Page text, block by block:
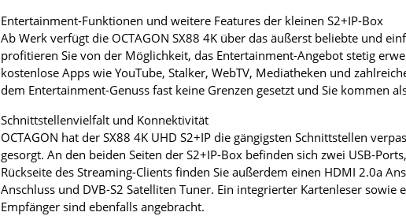
Entertainment-Funktionen und weitere Features der kleinen S2+IP-Box
Ab Werk verfügt die OCTAGON SX88 4K über das äußerst beliebte und
profitieren Sie von der Möglichkeit, das Entertainment-Angebot stetig
kostenlose Apps wie YouTube, Stalker, WebTV, Mediatheken und
dem Entertainment-Genuss fast keine Grenzen gesetzt und Sie kommen
Schnittstellenvielfalt und Konnektivität
OCTAGON hat der SX88 4K UHD S2+IP die gängigsten Schnittstellen
gesorgt. An den beiden Seiten der S2+IP-Box befinden sich zwei USB-
Rückseite des Streaming-Clients finden Sie außerdem einen HDMI 2.0a
Anschluss und DVB-S2 Satelliten Tuner. Ein integrierter Kartenleser sowie
Empfänger sind ebenfalls angebracht.